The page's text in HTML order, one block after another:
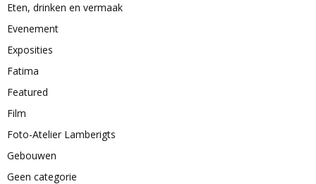
Eten, drinken en vermaak
Evenement
Exposities
Fatima
Featured
Film
Foto-Atelier Lamberigts
Gebouwen
Geen categorie